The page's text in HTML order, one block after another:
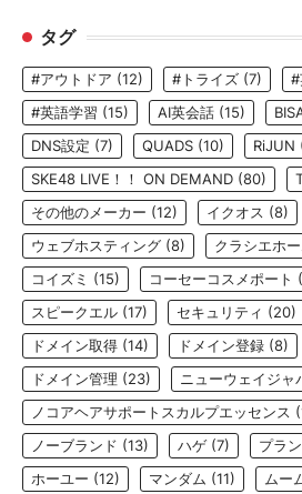
タグ
#アウトドア (12) #トライズ (7) #
#英語学習 (15) AI英会話 (15)
DNS設定 (7) QUADS (10) RiJUN
SKE48 LIVE！！ ON DEMAND (80)
その他のメーカー (12) イクオス (8)
ウェブホスティング (8) クラシエホ
コイズミ (15) コーセーコスメポート
スピークエル (17) セキュリティ (20)
ドメイン取得 (14) ドメイン登録 (8)
ドメイン管理 (23) ニューウェイジャ
ノコアヘアサポートスカルプエッセンス
ノーブランド (13) ハゲ (7) プラ
ホーユー (12) マンダム (11) ムー